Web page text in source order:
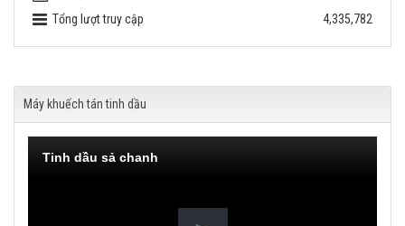
Tổng lượt truy cập
4,335,782
Máy khuếch tán tinh dầu
Tinh dầu sả chanh